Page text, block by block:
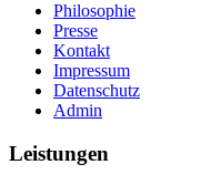
Philosophie
Presse
Kontakt
Impressum
Datenschutz
Admin
Leistungen